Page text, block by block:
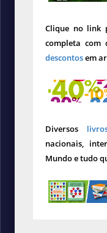
Clique no link
completa com
descontosem
Diversos
nacionais,
Mundo e tudo